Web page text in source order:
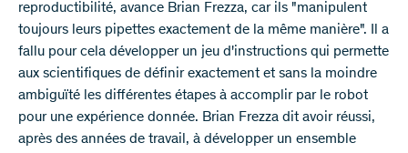
reproductibilité, avance Brian Frezza, car ils "manipulent
toujours leurs pipettes exactement de la même manière". Il a
fallu pour cela développer un jeu d'instructions qui permette
aux scientifiques de définir exactement et sans la moindre
ambiguïté les différentes étapes à accomplir par le robot
pour une expérience donnée. Brian Frezza dit avoir réussi,
après des années de travail, à développer un ensemble